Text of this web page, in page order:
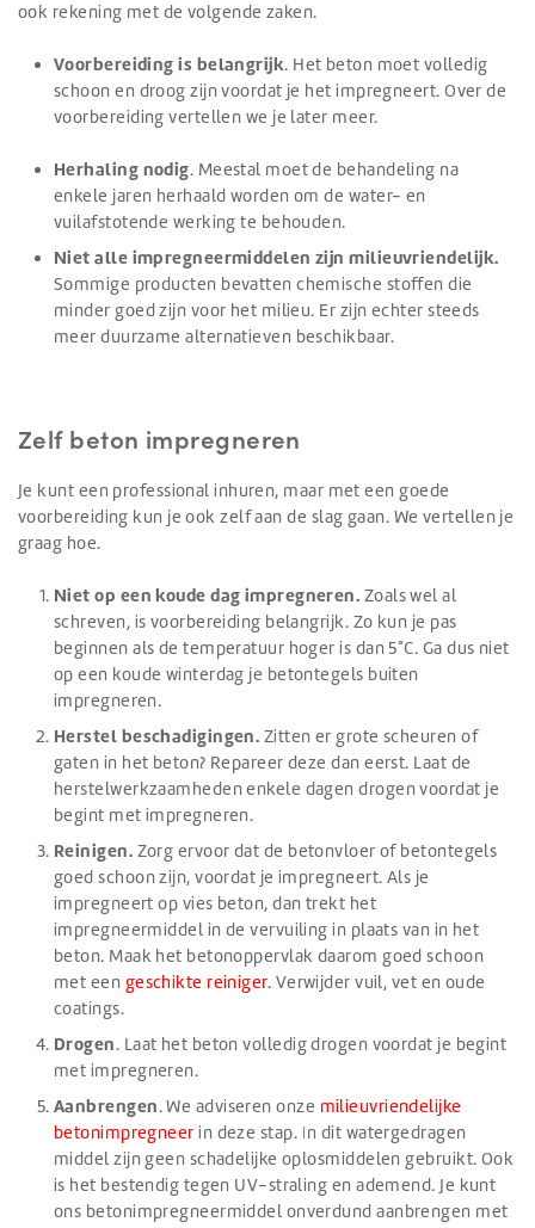
ook rekening met de volgende zaken.
Voorbereiding is belangrijk. Het beton moet volledig
schoon en droog zijn voordat je het impregneert. Over de
voorbereiding vertellen we je later meer.
Herhaling nodig. Meestal moet de behandeling na
enkele jaren herhaald worden om de water- en
vuilafstotende werking te behouden.
Niet alle impregneermiddelen zijn milieuvriendelijk.
Sommige producten bevatten chemische stoffen die
minder goed zijn voor het milieu. Er zijn echter steeds
meer duurzame alternatieven beschikbaar.
Zelf beton impregneren
Je kunt een professional inhuren, maar met een goede
voorbereiding kun je ook zelf aan de slag gaan. We vertellen je
graag hoe.
Niet op een koude dag impregneren. Zoals wel al
schreven, is voorbereiding belangrijk. Zo kun je pas
beginnen als de temperatuur hoger is dan 5°C. Ga dus niet
op een koude winterdag je betontegels buiten
impregneren.
Herstel beschadigingen. Zitten er grote scheuren of
gaten in het beton? Repareer deze dan eerst. Laat de
herstelwerkzaamheden enkele dagen drogen voordat je
begint met impregneren.
Reinigen. Zorg ervoor dat de betonvloer of betontegels
goed schoon zijn, voordat je impregneert. Als je
impregneert op vies beton, dan trekt het
impregneermiddel in de vervuiling in plaats van in het
beton. Maak het betonoppervlak daarom goed schoon
met een geschikte reiniger. Verwijder vuil, vet en oude
coatings.
Drogen. Laat het beton volledig drogen voordat je begint
met impregneren.
Aanbrengen. We adviseren onze milieuvriendelijke
betonimpregneer in deze stap. In dit watergedragen
middel zijn geen schadelijke oplosmiddelen gebruikt. Ook
is het bestendig tegen UV-straling en ademend. Je kunt
ons betonimpregneermiddel onverdund aanbrengen met